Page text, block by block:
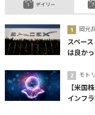
デイリー
岡元
スペー
は良か
モト
【米国
インフ